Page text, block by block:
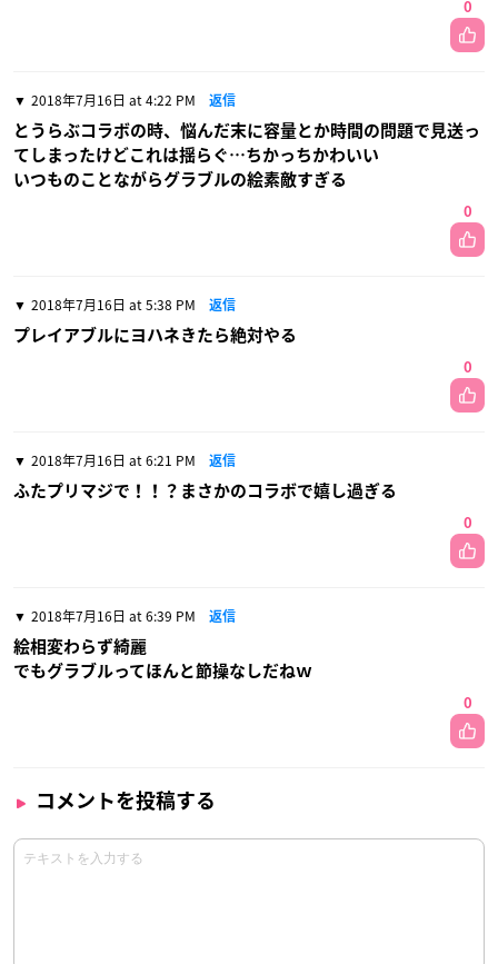
0
2018年7月16日 at 4:22 PM 返信
とうらぶコラボの時、悩んだ末に容量とか時間の問題で見送っ
てしまったけどこれは揺らぐ…ちかっちかわいい
いつものことながらグラブルの絵素敵すぎる
0
2018年7月16日 at 5:38 PM 返信
プレイアブルにヨハネきたら絶対やる
0
2018年7月16日 at 6:21 PM 返信
ふたプリマジで！！？まさかのコラボで嬉し過ぎる
0
2018年7月16日 at 6:39 PM 返信
絵相変わらず綺麗
でもグラブルってほんと節操なしだねｗ
0
コメントを投稿する